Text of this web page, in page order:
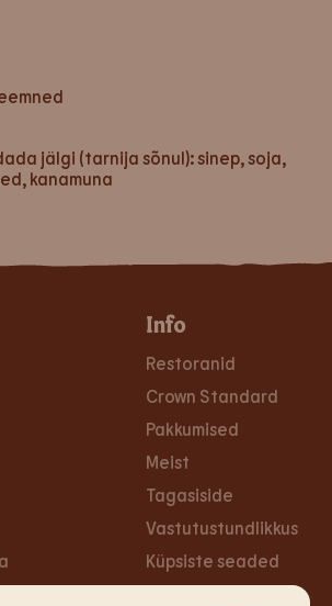
jälgi (tarnija sõnul): sinep, soja,
kanamuna
Info
Restoranid
Crown Standard
Pakkumised
Meist
Tagasiside
Vastutustundlikkus
Küpsiste seaded